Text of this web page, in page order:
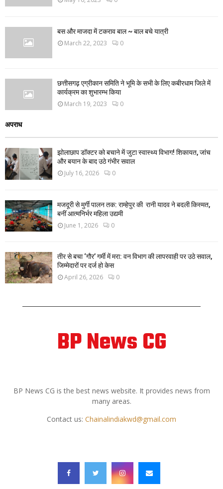
बस और माजदा में टकराव बाल ~ बाल बचे यात्री
March 22, 2023 0
छत्तीसगढ़ एग्रीकान समिति ने भूमि के सभी के लिए कबीरधाम जिले में
कार्यक्रम का शुभारम्भ किया
March 19, 2023 0
अपराध
झोलाछाप डॉक्टर को बचाने में जुटा स्वास्थ्य विभाग! शिकायत, जांच
और बयान के बाद उठे गंभीर सवाल
July 16, 2026 0
मजदूरी से मुर्गी पालन तक: राम्हेपुर की रानी यादव ने बदली किस्मत,
बनीं आत्मनिर्भर महिला उद्यमी
June 1, 2026 0
तीर से बचा ‘गौर’ गर्मी में मरा: वन विभाग की लापरवाही पर उठे सवाल,
जिम्मेदारों पर दर्ज हो केस
April 26, 2026 0
BP News CG
BP News CG is the best news website. It provides news from
many areas.
Contact us: Chainalindiakwd@gmail.com